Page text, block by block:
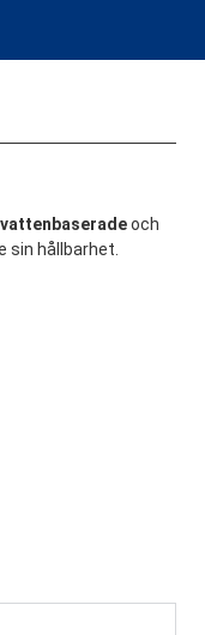
vattenbaseradeoch
sin hållbarhet.